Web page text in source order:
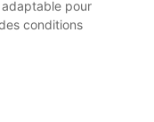
pour
conditions